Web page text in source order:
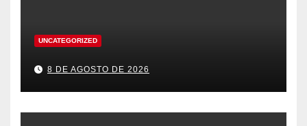
UNCATEGORIZED
8 DE AGOSTO DE 2026